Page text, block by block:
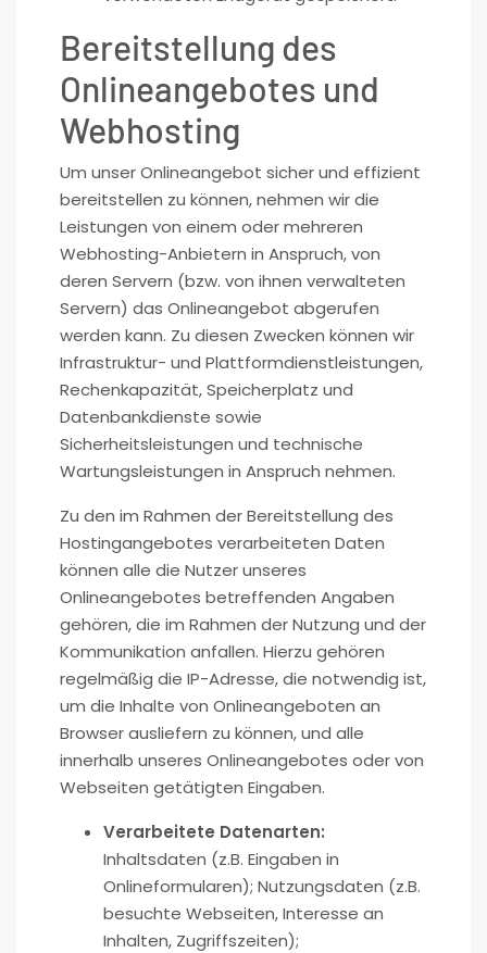
Bereitstellung des
Onlineangebotes und
Webhosting
Um unser Onlineangebot sicher und effizient
bereitstellen zu können, nehmen wir die
Leistungen von einem oder mehreren
Webhosting-Anbietern in Anspruch, von
deren Servern (bzw. von ihnen verwalteten
Servern) das Onlineangebot abgerufen
werden kann. Zu diesen Zwecken können wir
Infrastruktur- und Plattformdienstleistungen,
Rechenkapazität, Speicherplatz und
Datenbankdienste sowie
Sicherheitsleistungen und technische
Wartungsleistungen in Anspruch nehmen.
Zu den im Rahmen der Bereitstellung des
Hostingangebotes verarbeiteten Daten
können alle die Nutzer unseres
Onlineangebotes betreffenden Angaben
gehören, die im Rahmen der Nutzung und der
Kommunikation anfallen. Hierzu gehören
regelmäßig die IP-Adresse, die notwendig ist,
um die Inhalte von Onlineangeboten an
Browser ausliefern zu können, und alle
innerhalb unseres Onlineangebotes oder von
Webseiten getätigten Eingaben.
Verarbeitete Datenarten:
Inhaltsdaten (z.B. Eingaben in
Onlineformularen); Nutzungsdaten (z.B.
besuchte Webseiten, Interesse an
Inhalten, Zugriffszeiten);